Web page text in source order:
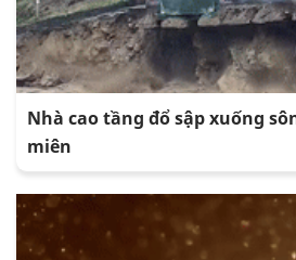
Nhà cao tầng đổ sập xuống
miên